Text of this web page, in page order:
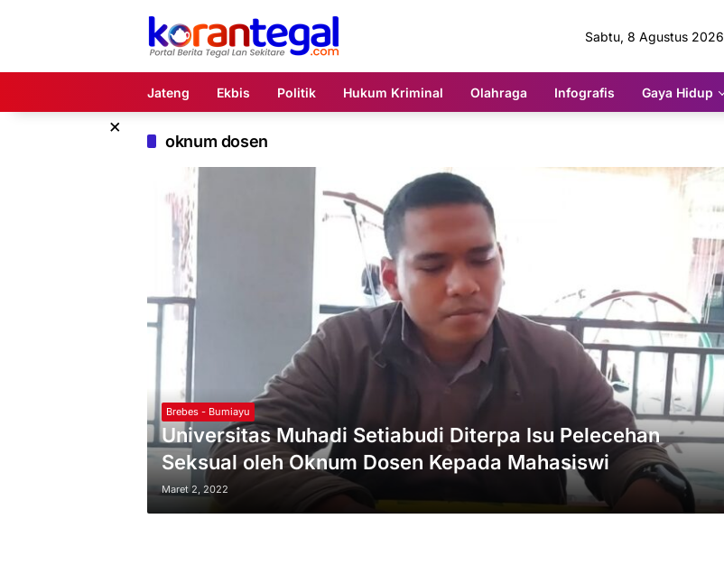
Sabtu, 8 Agustus 2026
Jateng Ekbis Politik Hukum Kriminal Olahraga Infografis Gaya Hidup
×
oknum dosen
Brebes - Bumiayu
Universitas Muhadi Setiabudi Diterpa Isu Pelecehan
Seksual oleh Oknum Dosen Kepada Mahasiswi
Maret 2, 2022